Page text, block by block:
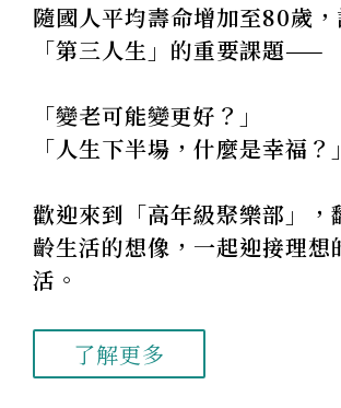
隨國人平均壽命增加至80歲
「第三人生」的重要課題——
「變老可能變更好？」
「人生下半場，什麼是幸福？」
歡迎來到「高年級聚樂部」，
齡生活的想像，一起迎接理想
活。
了解更多